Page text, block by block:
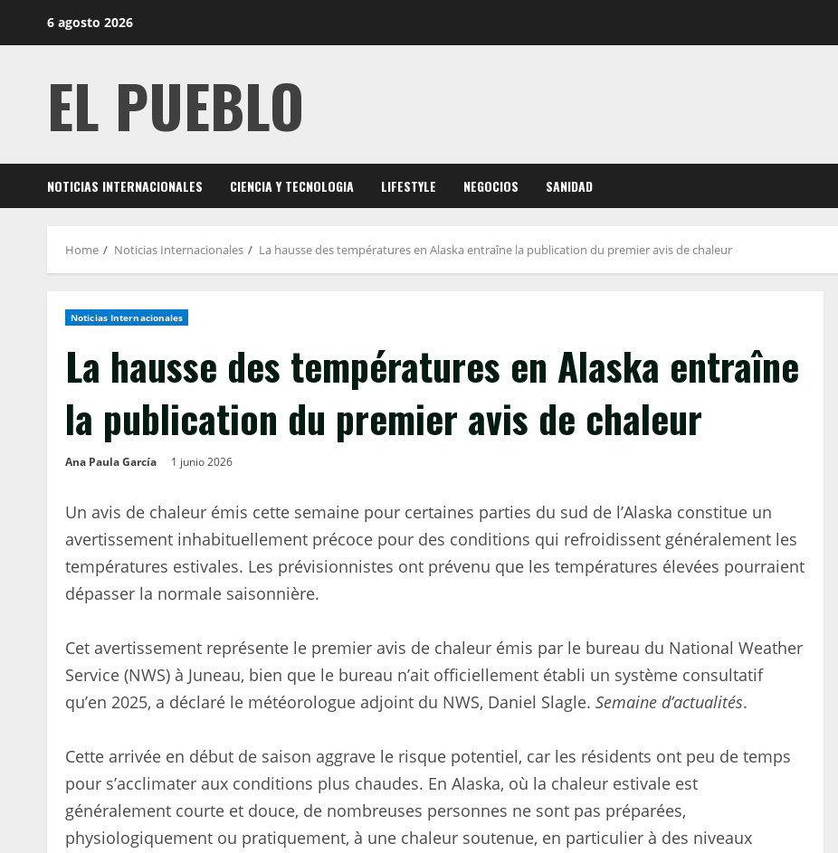
6 agosto 2026
EL PUEBLO
NOTICIAS INTERNACIONALES CIENCIA Y TECNOLOGIA LIFESTYLE NEGOCIOS SANIDAD
Home Noticias Internacionales La hausse des températures en Alaska entraîne la publication du premier avis de chaleur
Noticias Internacionales
La hausse des températures en Alaska entraîne
la publication du premier avis de chaleur
Ana Paula García 1 junio 2026
Un avis de chaleur émis cette semaine pour certaines parties du sud de l’Alaska constitue un
avertissement inhabituellement précoce pour des conditions qui refroidissent généralement les
températures estivales. Les prévisionnistes ont prévenu que les températures élevées pourraient
dépasser la normale saisonnière.
Cet avertissement représente le premier avis de chaleur émis par le bureau du National Weather
Service (NWS) à Juneau, bien que le bureau n’ait officiellement établi un système consultatif
qu’en 2025, a déclaré le météorologue adjoint du NWS, Daniel Slagle. Semaine d’actualités.
Cette arrivée en début de saison aggrave le risque potentiel, car les résidents ont peu de temps
pour s’acclimater aux conditions plus chaudes. En Alaska, où la chaleur estivale est
généralement courte et douce, de nombreuses personnes ne sont pas préparées,
physiologiquement ou pratiquement, à une chaleur soutenue, en particulier à des niveaux